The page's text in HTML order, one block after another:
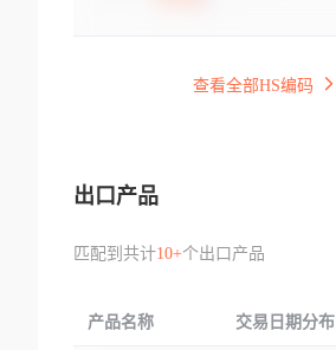
查看全部HS编码
出口产品
匹配到共计10+个出口产品
产品名称 交易日期分布